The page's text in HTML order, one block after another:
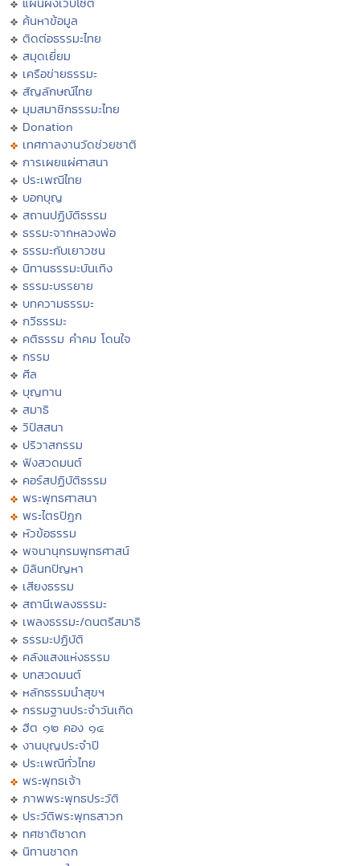
ค้นหาข้อมูล
ติดต่อธรรมะไทย
สมุดเยี่ยม
เครือข่ายธรรมะ
สัญลักษณ์ไทย
มุมสมาชิกธรรมะไทย
Donation
เทศกาลงานวัดช่วยชาติ
การเผยแผ่ศาสนา
ประเพณีไทย
บอกบุญ
สถานปฏิบัติธรรม
ธรรมะจากหลวงพ่อ
ธรรมะกับเยาวชน
นิทานธรรมะบันเทิง
ธรรมะบรรยาย
บทความธรรมะ
กวีธรรมะ
คติธรรม คำคม โดนใจ
กรรม
ศีล
บุญทาน
สมาธิ
วิปัสสนา
ปริวาสกรรม
ฟังสวดมนต์
คอร์สปฏิบัติธรรม
พระพุทธศาสนา
พระไตรปิฏก
หัวข้อธรรม
พจนานุกรมพุทธศาสน์
มิลินทปัญหา
เสียงธรรม
สถานีเพลงธรรมะ
เพลงธรรมะ/ดนตรีสมาธิ
ธรรมะปฏิบัติ
คลังแสงแห่งธรรม
บทสวดมนต์
หลักธรรมนำสุขฯ
กรรมฐานประจำวันเกิด
ฮีต ๑๒ คอง ๑๔
งานบุญประจำปี
ประเพณีทั่วไทย
พระพุทธเจ้า
ภาพพระพุทธประวัติ
ประวัติพระพุทธสาวก
ทศชาติชาดก
นิทานชาดก